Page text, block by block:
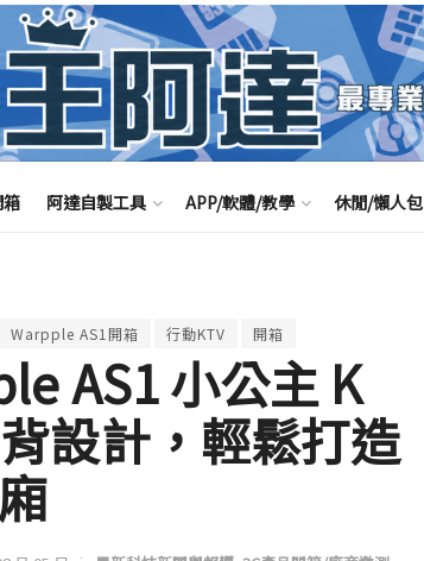
阿達自製工具 APP/軟體/教學 休閒/懶人包
Warpple AS1開箱 行動KTV 開箱
AS1 小公主 K
設計，輕鬆打造